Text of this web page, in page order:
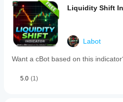
is
compatible
with
any
symbol
and
including
indices,
commodities,
Liquidity Shift
Labot
Want a cBot based on this
5.0 (1)